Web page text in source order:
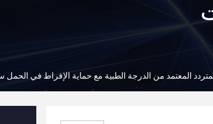
المعتمد من الدرجة الطبية مع حماية الإفراط في الحمل سلامة